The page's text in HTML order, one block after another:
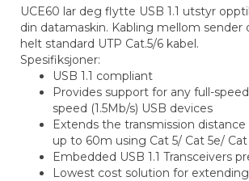
UCE60 lar deg flytte USB 1.1 utstyr
din datamaskin. Kabling mellom
helt standard UTP Cat.5/6 kabel.
Spesifiksjoner:
USB 1.1 compliant
Provides support for any full-
speed (1.5Mb/s) USB devices
Extends the transmission distance
up to 60m using Cat 5/ Cat 5e/
Embedded USB 1.1 Transceivers
Lowest cost solution for